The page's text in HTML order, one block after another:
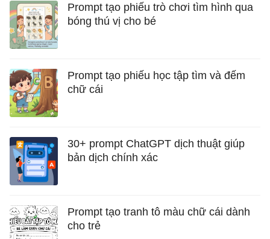
Prompt tạo phiếu trò chơi tìm hình qua
bóng thú vị cho bé
Prompt tạo phiếu học tập tìm và đếm
chữ cái
30+ prompt ChatGPT dịch thuật giúp
bản dịch chính xác
Prompt tạo tranh tô màu chữ cái dành
cho trẻ